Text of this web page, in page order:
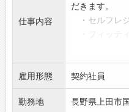
仕事内容
だきます。
・セルフレ
・パンツの
・商品整理
・商品陳列
・清掃 な
*雇用後の仕
雇用形態 契約社員
勤務地 長野県上田市